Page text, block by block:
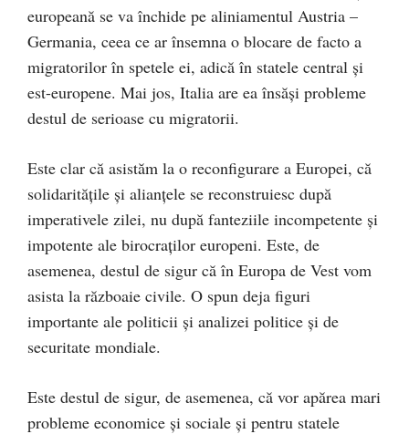
europeană se va închide pe aliniamentul Austria –
Germania, ceea ce ar însemna o blocare de facto a
migratorilor în spetele ei, adică în statele central şi
est-europene. Mai jos, Italia are ea însăşi probleme
destul de serioase cu migratorii.
Este clar că asistăm la o reconfigurare a Europei, că
solidarităţile şi alianţele se reconstruiesc după
imperativele zilei, nu după fanteziile incompetente şi
impotente ale birocraţilor europeni. Este, de
asemenea, destul de sigur că în Europa de Vest vom
asista la războaie civile. O spun deja figuri
importante ale politicii şi analizei politice şi de
securitate mondiale.
Este destul de sigur, de asemenea, că vor apărea mari
probleme economice şi sociale şi pentru statele